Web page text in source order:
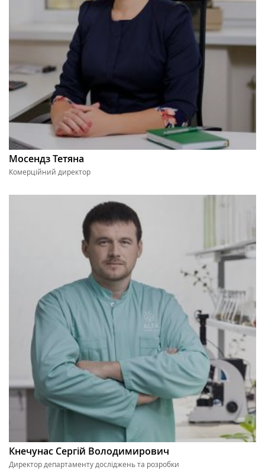
Мосендз Тетяна
Комерційний директор
Кнечунас Сергій Володимирович
Директор департаменту досліджень та розробки